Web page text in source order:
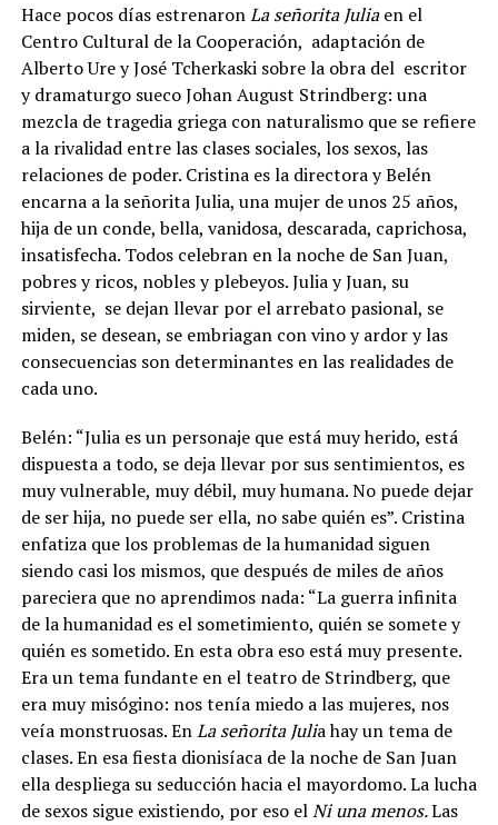
Hace pocos días estrenaronLa señorita Juliaen el
Centro Cultural de la Cooperación, adaptación de
Alberto Ure y José Tcherkaski sobre la obra del escritor
y dramaturgo sueco Johan August Strindberg: una
mezcla de tragedia griega con naturalismo que se refiere
a la rivalidad entre las clases sociales, los sexos, las
relaciones de poder. Cristina es la directora y Belén
encarna a la señorita Julia, una mujer de unos 25 años,
hija de un conde, bella, vanidosa, descarada, caprichosa,
insatisfecha. Todos celebran en la noche de San Juan,
pobres y ricos, nobles y plebeyos. Julia y Juan, su
sirviente, se dejan llevar por el arrebato pasional, se
miden, se desean, se embriagan con vino y ardor y las
consecuencias son determinantes en las realidades de
cada uno.
Belén: “Julia es un personaje que está muy herido, está
dispuesta a todo, se deja llevar por sus sentimientos, es
muy vulnerable, muy débil, muy humana. No puede dejar
de ser hija, no puede ser ella, no sabe quién es”. Cristina
enfatiza que los problemas de la humanidad siguen
siendo casi los mismos, que después de miles de años
pareciera que no aprendimos nada: “La guerra infinita
de la humanidad es el sometimiento, quién se somete y
quién es sometido. En esta obra eso está muy presente.
Era un tema fundante en el teatro de Strindberg, que
era muy misógino: nos tenía miedo a las mujeres, nos
veía monstruosas. EnLa señorita Julia hay un tema de
clases. En esa fiesta dionisíaca de la noche de San Juan
ella despliega su seducción hacia el mayordomo. La lucha
de sexos sigue existiendo, por eso elNi una menos.Las